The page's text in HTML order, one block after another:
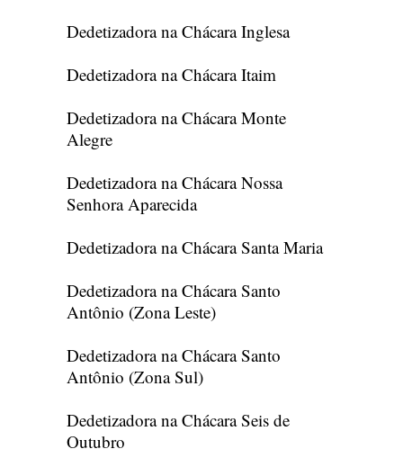
Dedetizadora na Chácara Inglesa
Dedetizadora na Chácara Itaim
Dedetizadora na Chácara Monte
Alegre
Dedetizadora na Chácara Nossa
Senhora Aparecida
Dedetizadora na Chácara Santa Maria
Dedetizadora na Chácara Santo
Antônio (Zona Leste)
Dedetizadora na Chácara Santo
Antônio (Zona Sul)
Dedetizadora na Chácara Seis de
Outubro